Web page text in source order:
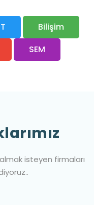
Bilişim
SEM
isteyen firmaları